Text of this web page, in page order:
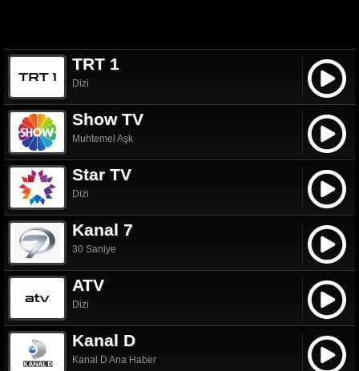
TRT 1
Dizi
Show TV
Muhtemel Aşk
Star TV
Dizi
Kanal 7
30 Saniye
ATV
Dizi
Kanal D
Kanal D Ana Haber